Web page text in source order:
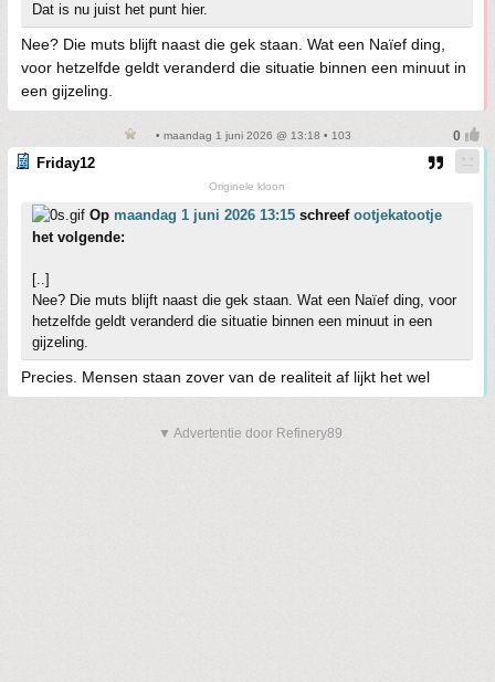
Dat is nu juist het punt hier.
Nee? Die muts blijft naast die gek staan. Wat een Naïef ding,
voor hetzelfde geldt veranderd die situatie binnen een minuut in
een gijzeling.
• maandag 1 juni 2026 @ 13:18 • 103
Friday12
Originele kloon
Op maandag 1 juni 2026 13:15 schreef ootjekatootje
het volgende:
[..]
Nee? Die muts blijft naast die gek staan. Wat een Naïef ding, voor
hetzelfde geldt veranderd die situatie binnen een minuut in een
gijzeling.
Precies. Mensen staan zover van de realiteit af lijkt het wel
▼ Advertentie door Refinery89